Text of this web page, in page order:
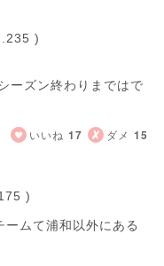
)
ーズン終わりまではで
いいね 17 ダメ 15
)
ムて浦和以外にある